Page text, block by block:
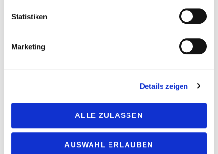
Statistiken
Marketing
Details zeigen
ALLE ZULASSEN
AUSWAHL ERLAUBEN
Mein Standpunkt: Kärrnerarbeit
„Kommunikation nicht als Leerstellenverbreitung, sondern als
Politik